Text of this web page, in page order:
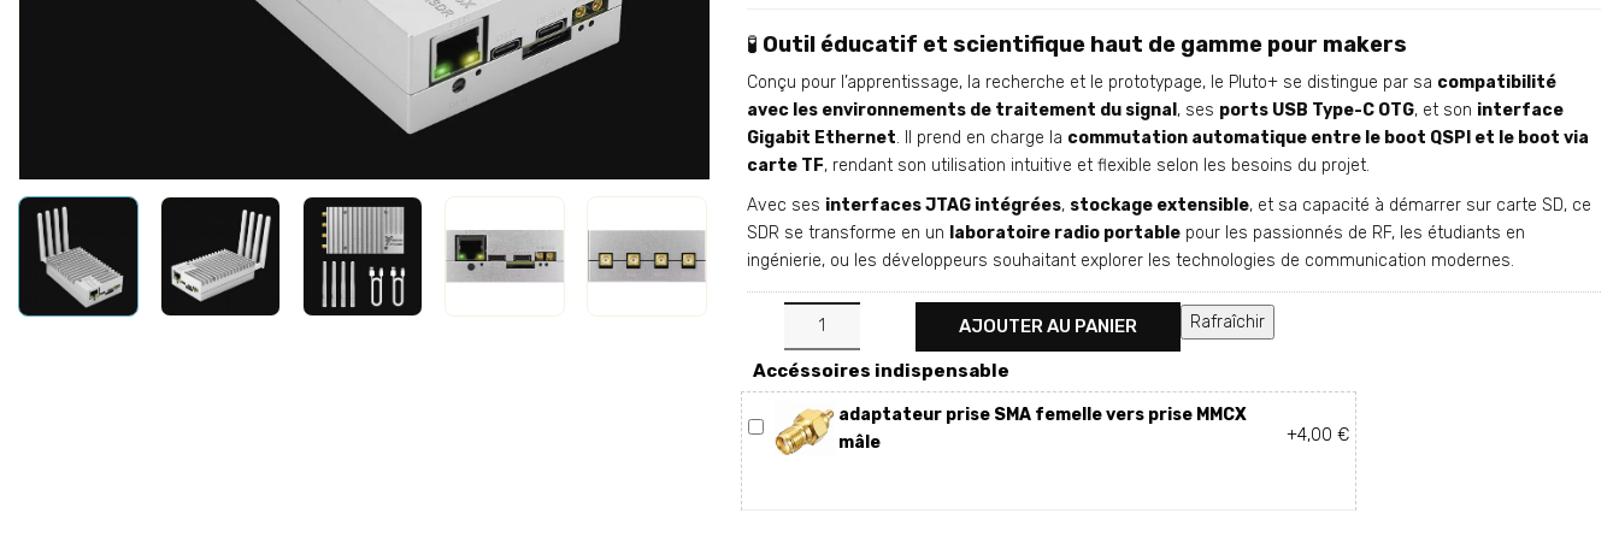
🧪 Outil éducatif et scientifique haut de gamme pour makers
Conçu pour l’apprentissage, la recherche et le prototypage, le Pluto+ se distingue par sa compatibilité
avec les environnements de traitement du signal , ses ports USB Type-C OTG, et son interface
Gigabit Ethernet. Il prend en charge la commutation automatique entre le boot QSPI et le boot via
carte TF, rendant son utilisation intuitive et flexible selon les besoins du projet.
Avec ses interfaces JTAG intégrées, stockage extensible, et sa capacité à démarrer sur carte SD, ce
SDR se transforme en un laboratoire radio portablepour les passionnés de RF, les étudiants en
ingénierie, ou les développeurs souhaitant explorer les technologies de communication modernes.
AJOUTER AU PANIER
Accéssoires indispensable
adaptateur prise SMA femelle vers prise MMCX
mâle
+4,00 €